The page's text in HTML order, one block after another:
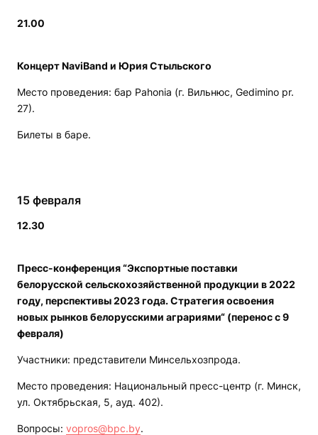
21.00
Концерт NaviBand и Юрия Стыльского
Место проведения: бар Pahonia (г. Вильнюс, Gedimino pr.
27).
Билеты в баре.
15 февраля
12.30
Пресс-конференция “Экспортные поставки
белорусской сельскохозяйственной продукции в 2022
году, перспективы 2023 года. Стратегия освоения
новых рынков белорусскими аграриями“ (перенос с 9
февраля)
Участники: представители Минсельхозпрода.
Место проведения: Национальный пресс-центр (г. Минск,
ул. Октябрьская, 5, ауд. 402).
Вопросы: vopros@bpc.by.